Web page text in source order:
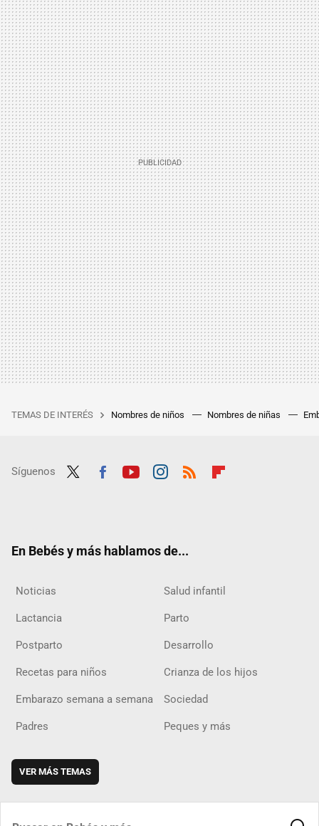
TEMAS DE INTERÉS Nombres de niños Nombres de niñas
Síguenos
En Bebés y más hablamos de...
Noticias Salud infantil
Lactancia Parto
Postparto Desarrollo
Recetas para niños Crianza de los hijos
Embarazo semana a semana Sociedad
Padres Peques y más
VER MÁS TEMAS